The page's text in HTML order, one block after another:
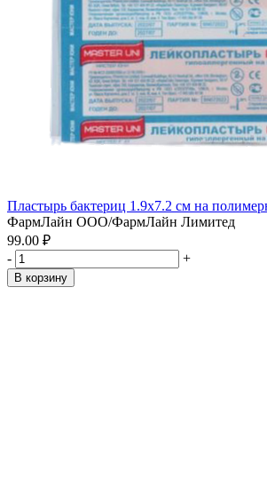
Пластырь бактериц 1.9х7.2 см на
ФармЛайн ООО/ФармЛайн Лимитед
99.00 ₽
-
+
В корзину